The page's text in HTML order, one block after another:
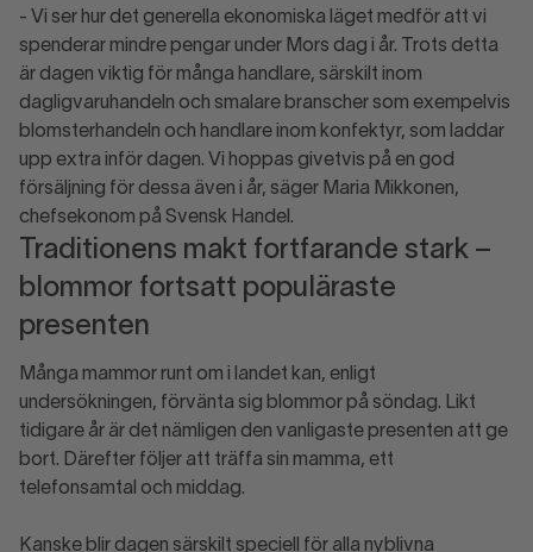
- Vi ser hur det generella ekonomiska läget medför att vi
spenderar mindre pengar under Mors dag i år. Trots detta
är dagen viktig för många handlare, särskilt inom
dagligvaruhandeln och smalare branscher som exempelvis
blomsterhandeln och handlare inom konfektyr, som laddar
upp extra inför dagen. Vi hoppas givetvis på en god
försäljning för dessa även i år, säger Maria Mikkonen,
chefsekonom på Svensk Handel.
Traditionens makt fortfarande stark –
blommor fortsatt populäraste
presenten
Många mammor runt om i landet kan, enligt
undersökningen, förvänta sig blommor på söndag. Likt
tidigare år är det nämligen den vanligaste presenten att ge
bort. Därefter följer att träffa sin mamma, ett
telefonsamtal och middag.
Kanske blir dagen särskilt speciell för alla nyblivna